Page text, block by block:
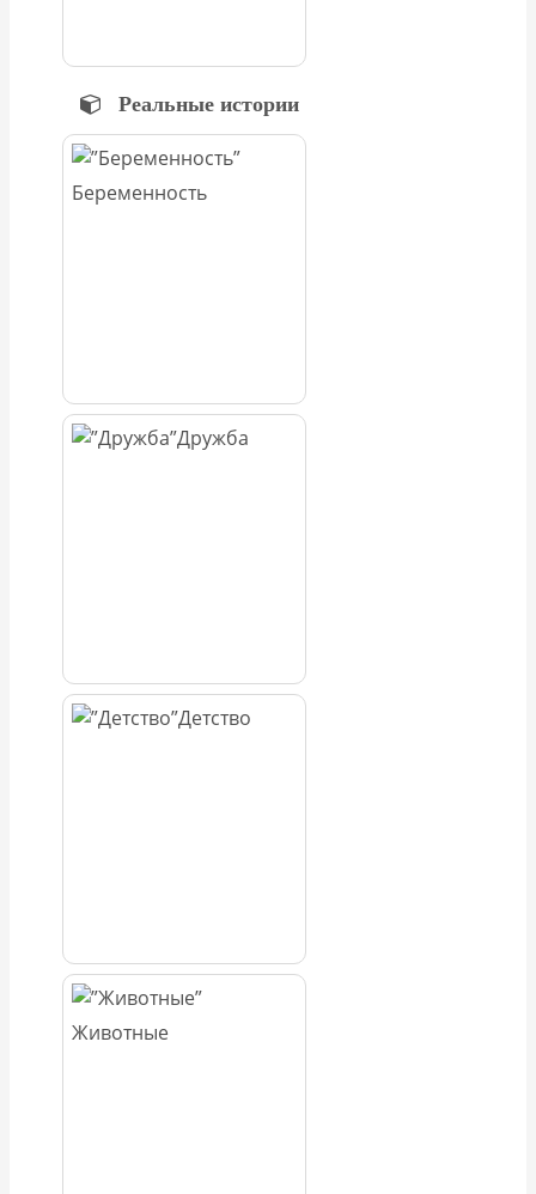
Реальные истории
Беременность
Дружба
Детство
Животные